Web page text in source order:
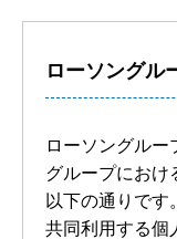
ローソングル
ローソングルー
グループにおけ
以下の通りです
共同利用する個